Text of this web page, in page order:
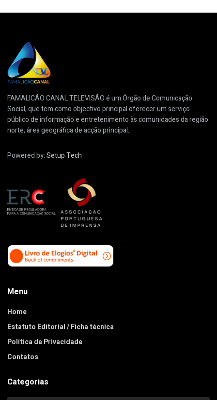
FAMALICÃO CANAL TELEVISÃO é um Órgão de Comunicação
Social, que tem como objectivo principal oferecer um serviço
público de informação e entretenimento às comunidades da região
norte, área geográfica de acção principal.
Powered by:Setup Tech
Menu
Home
Estatuto Editorial / Ficha técnica
Política de Privacidade
Contatos
Categorias